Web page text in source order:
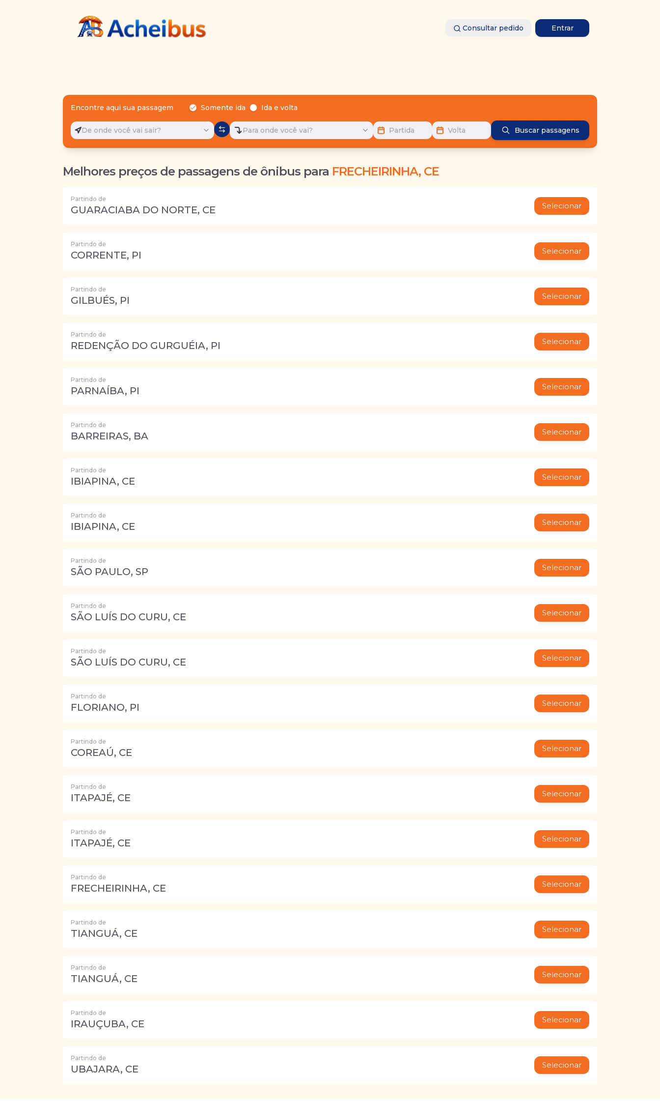
Consultar pedido Entrar
Encontre aqui sua passagem Somente ida Ida e volta
De onde você vai sair? Para onde você vai? Partida Volta Buscar passagens
Melhores preços de passagens de ônibus para FRECHEIRINHA, CE
Partindo de
GUARACIABA DO NORTE, CE Selecionar
Partindo de
CORRENTE, PI Selecionar
Partindo de
GILBUÉS, PI Selecionar
Partindo de
REDENÇÃO DO GURGUÉIA, PI Selecionar
Partindo de
PARNAÍBA, PI Selecionar
Partindo de
BARREIRAS, BA Selecionar
Partindo de
IBIAPINA, CE Selecionar
Partindo de
IBIAPINA, CE Selecionar
Partindo de
SÃO PAULO, SP Selecionar
Partindo de
SÃO LUÍS DO CURU, CE Selecionar
Partindo de
SÃO LUÍS DO CURU, CE Selecionar
Partindo de
FLORIANO, PI Selecionar
Partindo de
COREAÚ, CE Selecionar
Partindo de
ITAPAJÉ, CE Selecionar
Partindo de
ITAPAJÉ, CE Selecionar
Partindo de
FRECHEIRINHA, CE Selecionar
Partindo de
TIANGUÁ, CE Selecionar
Partindo de
TIANGUÁ, CE Selecionar
Partindo de
IRAUÇUBA, CE Selecionar
Partindo de
UBAJARA, CE Selecionar